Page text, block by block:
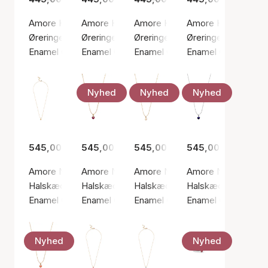
Amore Hoops Indigo Blue
Øreringe, Sølv farve / Sølv sterling 925
Enamel Copenhagen
Amore Hoops Light Coral
Øreringe, Guld farve / Forgyldt sølv sterling
Enamel Copenhagen
Amore Hoops Red
Øreringe, Guld farve / Forgyldt
Enamel Copenhagen
Amore Hoops
Øreringe, Guld
Enamel
545,00 kr.
Amore Necklace
Halskæde, Guld farve / Forgyldt sølv sterling 925
Enamel Copenhagen
Nyhed
545,00 kr.
Amore Necklace Bordeaux
Halskæde, Guld farve / Forgyldt sølv sterling
Enamel Copenhagen
Nyhed
545,00 kr.
Amore Necklace Daisy
Halskæde, Guld farve / Forgyldt
Enamel Copenhagen
Nyhed
545,00 kr.
Amore Necklace
Halskæde, Sølv
Enamel
Nyhed Nyhed